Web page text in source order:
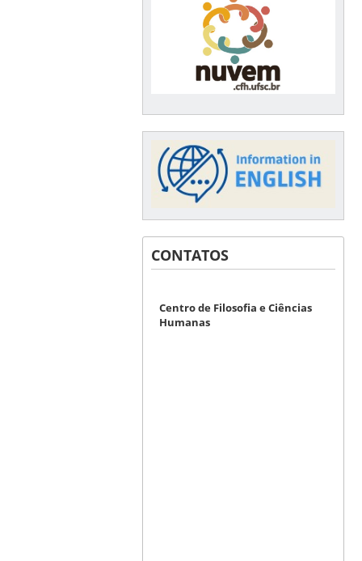
CONTATOS
Centro de Filosofia e Ciências
Humanas